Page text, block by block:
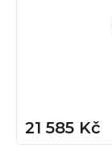
21 585 Kč